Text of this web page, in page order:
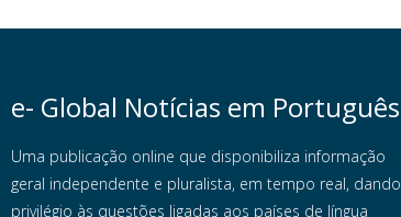
e- Global Notícias em Português
Uma publicação online que disponibiliza informação
geral independente e pluralista, em tempo real, dando
privilégio às questões ligadas aos países de língua